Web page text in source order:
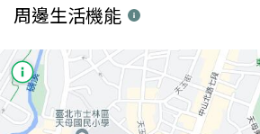
周邊生活機能